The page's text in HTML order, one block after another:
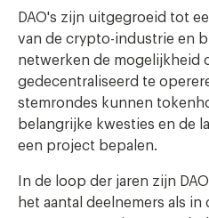
DAO's zijn uitgegroeid tot
van de crypto-industrie en
netwerken de mogelijkheid
gedecentraliseerd te
stemrondes kunnen
belangrijke kwesties en de
een project bepalen.
In de loop der jaren zijn
het aantal deelnemers als